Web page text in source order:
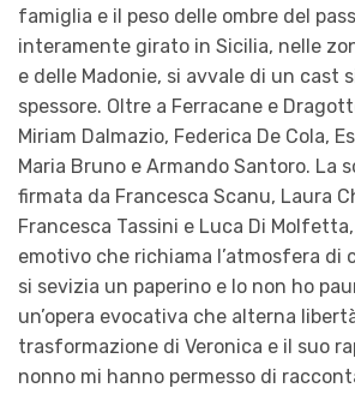
famiglia e il peso delle ombre del
interamente girato in Sicilia, nelle
e delle Madonie, si avvale di un cast
spessore. Oltre a Ferracane e
Miriam Dalmazio, Federica De Cola,
Maria Bruno e Armando Santoro. La
firmata da Francesca Scanu, Laura
Francesca Tassini e Luca Di
emotivo che richiama l’atmosfera di
si sevizia un paperino e Io non ho
un’opera evocativa che alterna
trasformazione di Veronica e il suo
nonno mi hanno permesso di